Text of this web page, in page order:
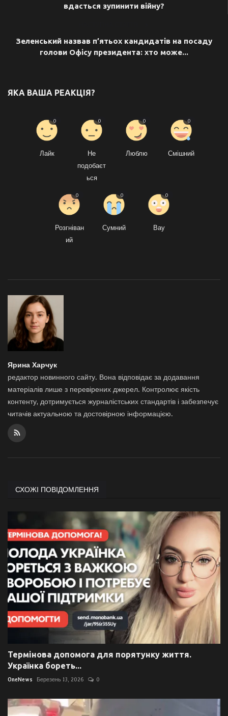
вдасться зупинити війну?
Зеленський назвав п’ятьох кандидатів на посаду
голови Офісу президента: хто може...
ЯКА ВАША РЕАКЦІЯ?
Лайк
0
Не
подобаєт
ься
0
Люблю
0
Смішний
0
Розгніван
ий
0
Сумний
0
Вау
0
Ярина Харчук
редактор новинного сайту. Вона відповідає за додавання
матеріалів лише з перевірених джерел. Контролює якість
контенту, дотримується журналістських стандартів і забезпечує
читачів актуальною та достовірною інформацією.
СХОЖІ ПОВІДОМЛЕННЯ
Термінова допомога для порятунку життя.
Українка бореть...
OneNews Березень 13, 2026 0